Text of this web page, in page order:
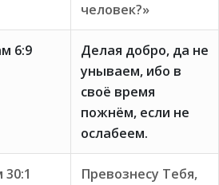
человек?»
6:9
Делая добро, да не
унываем, ибо в
своё время
пожнём, если не
ослабеем.
Превознесу Тебя,